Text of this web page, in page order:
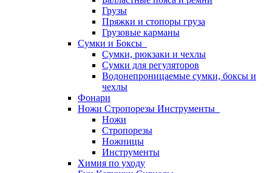
Грузы
Пряжки и стопоры груза
Грузовые карманы
Сумки и Боксы
Сумки, рюкзаки и чехлы
Сумки для регуляторов
Водонепроницаемые сумки, боксы и
чехлы
Фонари
Ножи Стропорезы Инструменты
Ножи
Стропорезы
Ножницы
Инструменты
Химия по уходу